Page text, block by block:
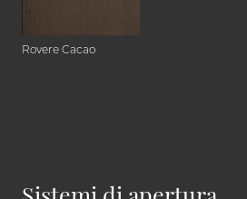
Rovere Cacao